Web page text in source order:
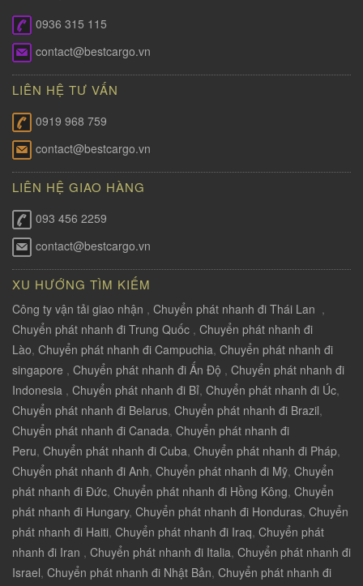
0936 315 115
contact@bestcargo.vn
LIÊN HỆ TƯ VẤN
0919 968 759
contact@bestcargo.vn
LIÊN HỆ GIAO HÀNG
093 456 2259
contact@bestcargo.vn
XU HƯỚNG TÌM KIẾM
Công ty vận tải giao nhận , Chuyển phát nhanh đi Thái Lan ,
Chuyển phát nhanh đi Trung Quốc , Chuyển phát nhanh đi
Lào, Chuyển phát nhanh đi Campuchia, Chuyển phát nhanh đi
singapore , Chuyển phát nhanh đi Ấn Độ , Chuyển phát nhanh đi
Indonesia , Chuyển phát nhanh đi Bỉ, Chuyển phát nhanh đi Úc,
Chuyển phát nhanh đi Belarus, Chuyển phát nhanh đi Brazil,
Chuyển phát nhanh đi Canada, Chuyển phát nhanh đi
Peru, Chuyển phát nhanh đi Cuba, Chuyển phát nhanh đi Pháp,
Chuyển phát nhanh đi Anh, Chuyển phát nhanh đi Mỹ, Chuyển
phát nhanh đi Đức, Chuyển phát nhanh đi Hồng Kông, Chuyển
phát nhanh đi Hungary, Chuyển phát nhanh đi Honduras, Chuyển
phát nhanh đi Haiti, Chuyển phát nhanh đi Iraq, Chuyển phát
nhanh đi Iran , Chuyển phát nhanh đi Italia, Chuyển phát nhanh đi
Israel, Chuyển phát nhanh đi Nhật Bản, Chuyển phát nhanh đi